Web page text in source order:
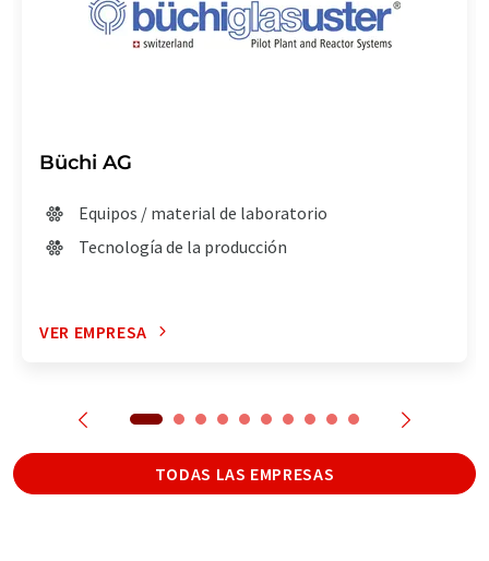
Büchi AG
Equipos / material de laboratorio
Tecnología de la producción
VER EMPRESA
TODAS LAS EMPRESAS